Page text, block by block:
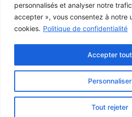
personnalisés et analyser notre
accepter », vous consentez à notre
cookies. Politique de confidentialité
Personnaliser
Tout rejeter
Accepter tout
pas modifier l’œuvre et d’inscrire la
Pour toute autre utilisation à des fins
gouvernement du
© 2026 Musée de la Gaspésie |Connexion